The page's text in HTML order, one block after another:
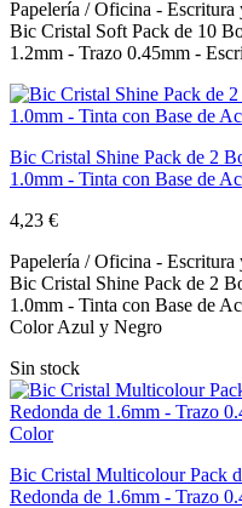
Papelería / Oficina -
Bic Cristal Soft Pack de 10
1.2mm - Trazo 0.45mm -
Bic Cristal Shine Pack de 2
1.0mm - Tinta con Base de
4,23 €
Papelería / Oficina -
Bic Cristal Shine Pack de 2
1.0mm - Tinta con Base de
Color Azul y Negro
Sin stock
Bic Cristal Multicolour Pack
Redonda de 1.6mm - Trazo